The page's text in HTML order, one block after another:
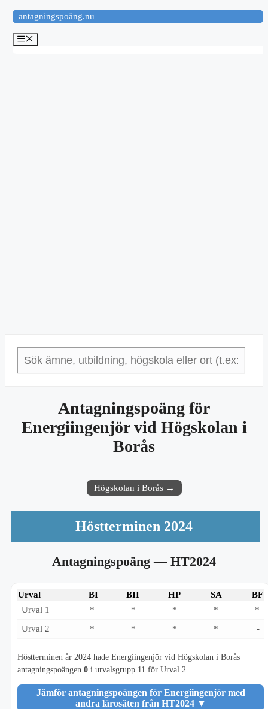
Hoppa
till
innehåll
antagningspoäng.nu
Meny
Antagningspoäng för
Energiingenjör vid Högskolan i
Borås
Högskolan i Borås →
Höstterminen 2024
Antagningspoäng— HT2024
Urval BI BII HP SA
BF
Urval 1
* * * *
*
Urval 2
* * * * -
Höstterminen år 2024 hade Energiingenjör vid Högskolan i Borås
antagningspoängen 0 i urvalsgrupp 11 för Urval 2.
Jämför antagningspoängen för Energiingenjör med
andra lärosäten från HT2024▼